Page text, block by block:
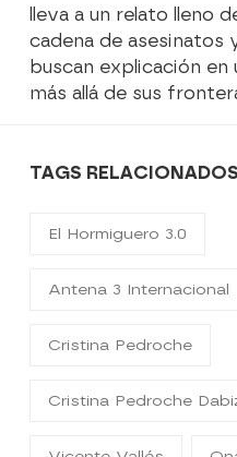
lleva a un relato lleno
cadena de asesinatos
buscan explicación en
más allá de sus
TAGS RELACIONADOS
El Hormiguero 3.0
Antena 3 Internacional
Cristina Pedroche
Cristina Pedroche